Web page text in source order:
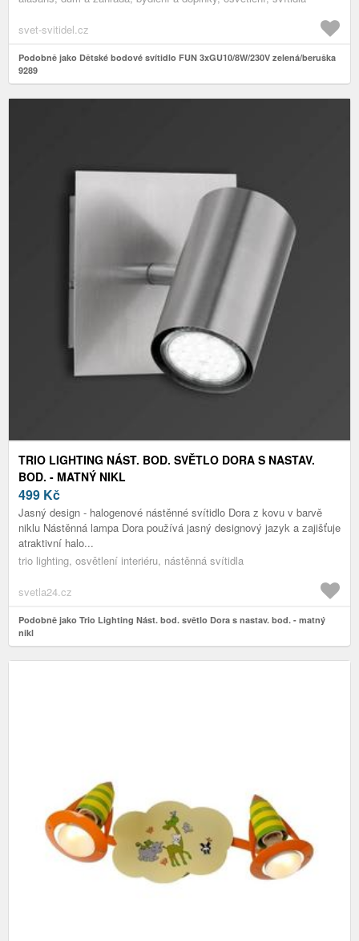
svet-svitidel.cz
Podobně jako Dětské bodové svítidlo FUN 3xGU10/8W/230V zelená/beruška
9289
TRIO LIGHTING NÁST. BOD. SVĚTLO DORA S NASTAV.
BOD. - MATNÝ NIKL
499 Kč
Jasný design - halogenové nástěnné svítidlo Dora z kovu v barvě
niklu Nástěnná lampa Dora používá jasný designový jazyk a zajišťuje
atraktivní halo...
trio lighting, osvětlení interiéru, nástěnná svítidla
svetla24.cz
Podobně jako Trio Lighting Nást. bod. světlo Dora s nastav. bod. - matný
nikl